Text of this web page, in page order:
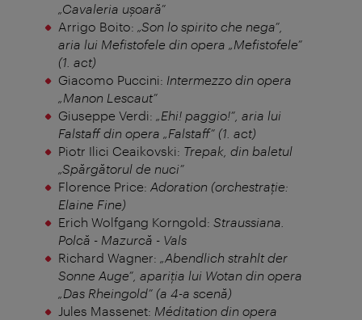
„Cavaleria ușoară”
Arrigo Boito: „Son lo spirito che nega”,
aria lui Mefistofele din opera „Mefistofele”
(1. act)
Giacomo Puccini: Intermezzo din opera
„Manon Lescaut”
Giuseppe Verdi: „Ehi! paggio!”, aria lui
Falstaff din opera „Falstaff” (1. act)
Piotr Ilici Ceaikovski: Trepak, din baletul
„Spărgătorul de nuci”
Florence Price: Adoration (orchestrație:
Elaine Fine)
Erich Wolfgang Korngold: Straussiana.
Polcă - Mazurcă - Vals
Richard Wagner: „Abendlich strahlt der
Sonne Auge”, apariția lui Wotan din opera
„Das Rheingold” (a 4-a scenă)
Jules Massenet: Méditation din opera